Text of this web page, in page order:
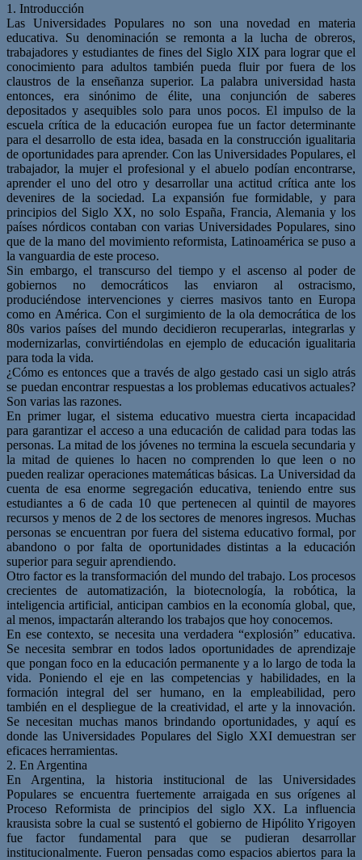
1. Introducción
Las Universidades Populares no son una novedad en materia
educativa. Su denominación se remonta a la lucha de obreros,
trabajadores y estudiantes de fines del Siglo XIX para lograr que el
conocimiento para adultos también pueda fluir por fuera de los
claustros de la enseñanza superior. La palabra universidad hasta
entonces, era sinónimo de élite, una conjunción de saberes
depositados y asequibles solo para unos pocos. El impulso de la
escuela crítica de la educación europea fue un factor determinante
para el desarrollo de esta idea, basada en la construcción igualitaria
de oportunidades para aprender. Con las Universidades Populares, el
trabajador, la mujer el profesional y el abuelo podían encontrarse,
aprender el uno del otro y desarrollar una actitud crítica ante los
devenires de la sociedad. La expansión fue formidable, y para
principios del Siglo XX, no solo España, Francia, Alemania y los
países nórdicos contaban con varias Universidades Populares, sino
que de la mano del movimiento reformista, Latinoamérica se puso a
la vanguardia de este proceso.
Sin embargo, el transcurso del tiempo y el ascenso al poder de
gobiernos no democráticos las enviaron al ostracismo,
produciéndose intervenciones y cierres masivos tanto en Europa
como en América. Con el surgimiento de la ola democrática de los
80s varios países del mundo decidieron recuperarlas, integrarlas y
modernizarlas, convirtiéndolas en ejemplo de educación igualitaria
para toda la vida.
¿Cómo es entonces que a través de algo gestado casi un siglo atrás
se puedan encontrar respuestas a los problemas educativos actuales?
Son varias las razones.
En primer lugar, el sistema educativo muestra cierta incapacidad
para garantizar el acceso a una educación de calidad para todas las
personas. La mitad de los jóvenes no termina la escuela secundaria y
la mitad de quienes lo hacen no comprenden lo que leen o no
pueden realizar operaciones matemáticas básicas. La Universidad da
cuenta de esa enorme segregación educativa, teniendo entre sus
estudiantes a 6 de cada 10 que pertenecen al quintil de mayores
recursos y menos de 2 de los sectores de menores ingresos. Muchas
personas se encuentran por fuera del sistema educativo formal, por
abandono o por falta de oportunidades distintas a la educación
superior para seguir aprendiendo.
Otro factor es la transformación del mundo del trabajo. Los procesos
crecientes de automatización, la biotecnología, la robótica, la
inteligencia artificial, anticipan cambios en la economía global, que,
al menos, impactarán alterando los trabajos que hoy conocemos.
En ese contexto, se necesita una verdadera “explosión” educativa.
Se necesita sembrar en todos lados oportunidades de aprendizaje
que pongan foco en la educación permanente y a lo largo de toda la
vida. Poniendo el eje en las competencias y habilidades, en la
formación integral del ser humano, en la empleabilidad, pero
también en el despliegue de la creatividad, el arte y la innovación.
Se necesitan muchas manos brindando oportunidades, y aquí es
donde las Universidades Populares del Siglo XXI demuestran ser
eficaces herramientas.
2. En Argentina
En Argentina, la historia institucional de las Universidades
Populares se encuentra fuertemente arraigada en sus orígenes al
Proceso Reformista de principios del siglo XX. La influencia
krausista sobre la cual se sustentó el gobierno de Hipólito Yrigoyen
fue factor fundamental para que se pudieran desarrollar
institucionalmente. Fueron pensadas como espacios abiertos para la